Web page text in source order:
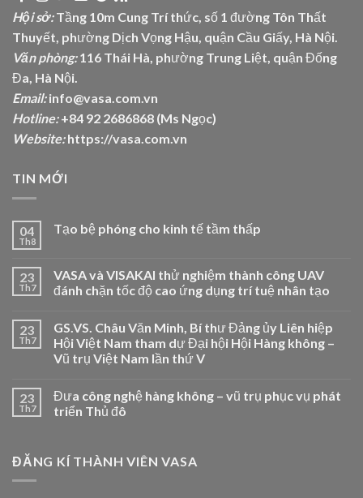
Hội sở:Tầng 10m Cung Trí thức, số 1 đường Tôn Thất
Thuyết, phường Dịch Vọng Hậu, quận Cầu Giấy, Hà Nội.
Văn phòng:116 Thái Hà, phường Trung Liệt, quận Đống
Đa, Hà Nội.
Email:info@vasa.com.vn
Hotline:+84 92 2686868 (Ms Ngọc)
Website: https://vasa.com.vn
TIN MỚI
04
Th8
Tạo bệ phóng cho kinh tế tầm thấp
23
Th7
VASA và VISAKAI thử nghiệm thành công UAV
đánh chặn tốc độ cao ứng dụng trí tuệ nhân tạo
23
Th7
GS.VS. Châu Văn Minh, Bí thư Đảng ủy Liên hiệp
Hội Việt Nam tham dự Đại hội Hội Hàng không –
Vũ trụ Việt Nam lần thứ V
23
Th7
Đưa công nghệ hàng không – vũ trụ phục vụ phát
triển Thủ đô
ĐĂNG KÍ THÀNH VIÊN VASA